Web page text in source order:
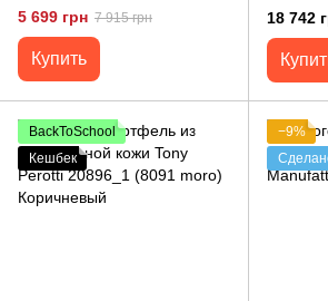
5 699 грн 7 915 грн
Купить
18 742
BackToSchool
Кешбек
−9%